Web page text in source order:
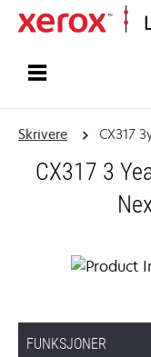
Skrivere CX317
CX317 3
FUNKSJONER